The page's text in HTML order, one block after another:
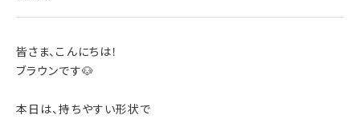
皆さま、こんにちは！
ブラウンです🐶
本日は、持ちやすい形状で